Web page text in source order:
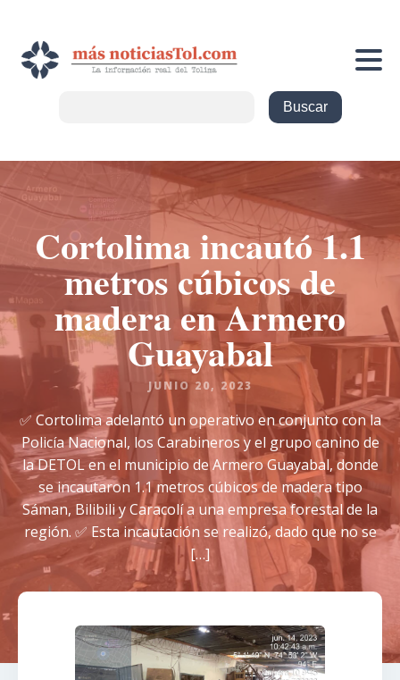
Cortolima incautó 1.1
metros cúbicos de
madera en Armero
Guayabal
JUNIO 20, 2023
✅ Cortolima adelantó un operativo en conjunto con la
Policía Nacional, los Carabineros y el grupo canino de
la DETOL en el municipio de Armero Guayabal, donde
se incautaron 1.1 metros cúbicos de madera tipo
Sáman, Bilibili y Caracolí a una empresa forestal de la
región. ✅ Esta incautación se realizó, dado que no se
[…]